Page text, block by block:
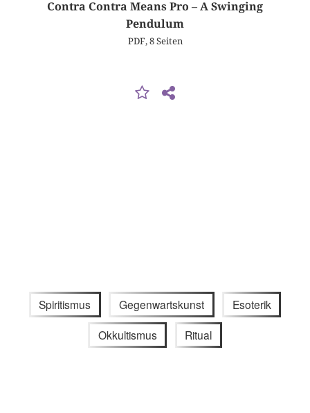
Contra Contra Means Pro – A Swinging
Pendulum
PDF, 8 Seiten
Spiritismus Gegenwartskunst Esoterik
Okkultismus Ritual